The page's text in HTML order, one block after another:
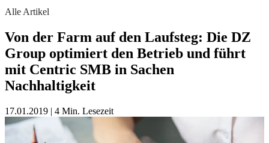
Alle Artikel
Von der Farm auf den Laufsteg: Die DZ
Group optimiert den Betrieb und führt
mit Centric SMB in Sachen
Nachhaltigkeit
17.01.2019 | 4 Min. Lesezeit